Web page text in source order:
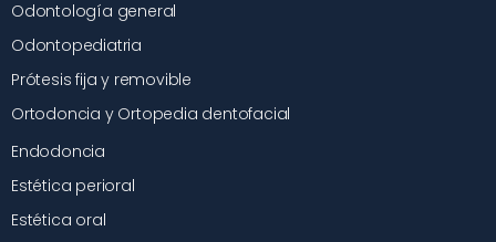
Odontología general
Odontopediatria
Prótesis fija y removible
Ortodoncia y Ortopedia dentofacial
Endodoncia
Estética perioral
Estética oral